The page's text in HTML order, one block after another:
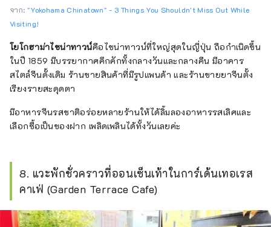
จาก: "Yokohama Chinatown" - 3 Things You Shouldn't Miss Out While
Visiting!
โยโกฮาม่าไชน่าทาวน์คือไชน่าทาวน์ที่ใหญ่สุดในญี่ปุ่น ถือกำเนิดขึ้น
ในปี 1859 มีบรรยากาศคึกคักทั้งกลางวันและกลางคืน มีอาคาร
สไตล์จีนดั้งเดิม ร้านขายสินค้าที่มีรูปแพนด้า และร้านขายยาจีนตั้ง
เรียงรายสะดุดตา
มีอาหารจีนรสชาติอร่อยหลายร้านให้ได้ลิ้มลองอาหารรสเลิศและ
เลือกซื้อเป็นของฝาก เพลิดเพลินได้ทั้งวันเลยค่ะ
8. แวะพักชั่วคราวที่ออนเซ็นเท้าในการ์เด้นเทอเรส
คาเฟ่ (Garden Terrace Cafe)